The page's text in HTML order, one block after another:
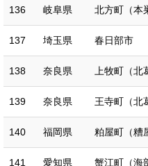
136 岐阜県 北方町（本
137 埼玉県 春日部市
138 奈良県 上牧町（北
139 奈良県 王寺町（北
140 福岡県 粕屋町（糟
141 愛知県 蟹江町（海